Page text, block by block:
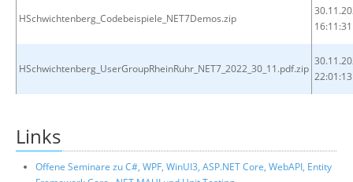
HSchwichtenberg_Codebeispiele_NET7Demos.zip
16:11:31
HSchwichtenberg_UserGroupRheinRuhr_NET7_2022_30_11.pdf.zip
22:01:13
Links
Offene Seminare zu C#, WPF, WinUI3, ASP.NET Core, WebAPI, Entity